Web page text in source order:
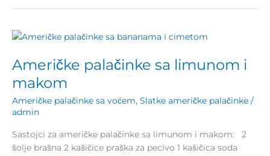
Američke palačinke sa limunom i
makom
Američke palačinke sa voćem, Slatke američke palačinke /
admin
Sastojci za američke palačinke sa limunom i makom: 2
šolje brašna 2 kašičice praška za pecivo 1 kašičica soda
Američke
sa
limunom
i
makom